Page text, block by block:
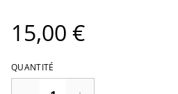
15,00 €
QUANTITÉ